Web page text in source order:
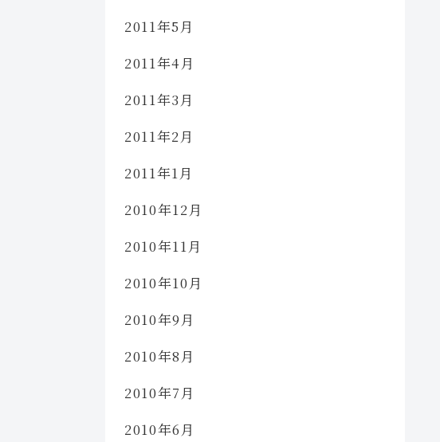
2011年5月
2011年4月
2011年3月
2011年2月
2011年1月
2010年12月
2010年11月
2010年10月
2010年9月
2010年8月
2010年7月
2010年6月